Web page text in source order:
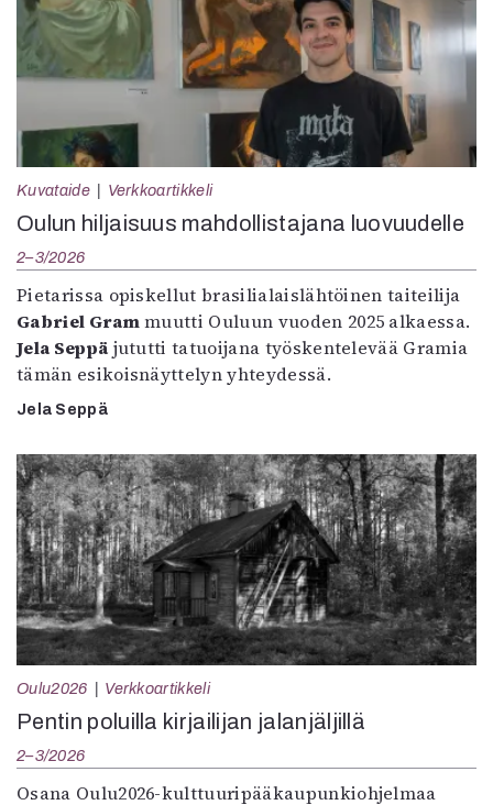
Kuvataide Verkkoartikkeli
Oulun hiljaisuus mahdollistajana luovuudelle
2–3/2026
Pietarissa opiskellut brasilialaislähtöinen taiteilija
Gabriel Grammuutti Ouluun vuoden 2025 alkaessa.
Jela Seppä jututti tatuoijana työskentelevää Gramia
tämän esikoisnäyttelyn yhteydessä.
Jela Seppä
Oulu2026 Verkkoartikkeli
Pentin poluilla kirjailijan jalanjäljillä
2–3/2026
Osana Oulu2026-kulttuuripääkaupunkiohjelmaa